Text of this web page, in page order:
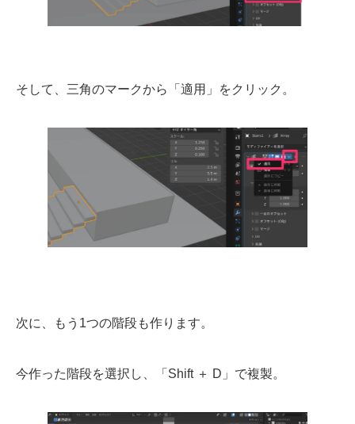
そして、三角のマークから「適用」をクリック。
次に、もう1つの階段も作ります。
今作った階段を選択し、「Shift ＋ D」で複製。